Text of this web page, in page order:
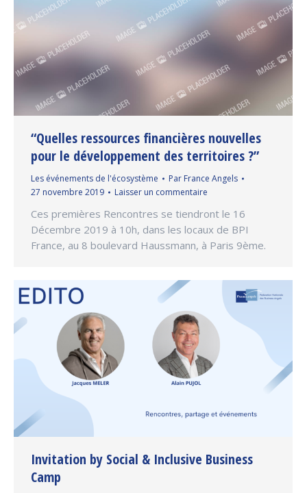
“Quelles ressources financières nouvelles
pour le développement des territoires ?”
Les événements de l'écosystème Par France Angels
27 novembre 2019
Laisser un commentaire
Ces premières Rencontres se tiendront le 16
Décembre 2019 à 10h, dans les locaux de BPI
France, au 8 boulevard Haussmann, à Paris 9ème.
Invitation by Social & Inclusive Business
Camp